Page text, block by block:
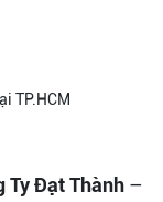
Ty Đạt Thành –